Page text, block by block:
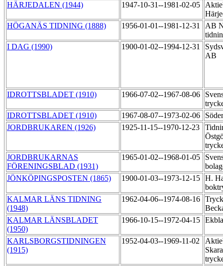
HÄRJEDALEN (1944)
1947-10-31--1981-02-05
HÖGANÄS TIDNING (1888)
1956-01-01--1981-12-31
AB
I DAG (1990)
1900-01-02--1994-12-31
AB
IDROTTSBLADET (1910) 1966-07-02--1967-08-06
IDROTTSBLADET (1910)
1967-08-07--1973-02-06
JORDBRUKAREN (1926)
1925-11-15--1970-12-23
JORDBRUKARNAS
FÖRENINGSBLAD (1931)
1965-01-02--1968-01-05
JÖNKÖPINGSPOSTEN (1865)
1900-01-03--1973-12-15 H.
KALMAR LÄNS TIDNING
(1948)
1962-04-06--1974-08-16
KALMAR LÄNSBLADET
(1950)
1966-10-15--1972-04-15
KARLSBORGSTIDNINGEN
(1915)
1952-04-03--1969-11-02